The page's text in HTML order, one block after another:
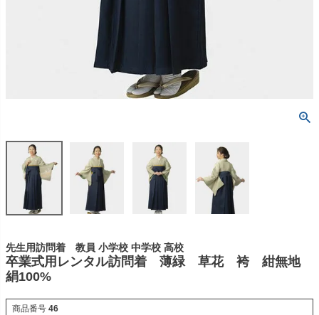
先生用訪問着 教員 小学校 中学校 高校
卒業式用レンタル訪問着 薄緑 草花 袴 紺無地
絹100%
商品番号 46